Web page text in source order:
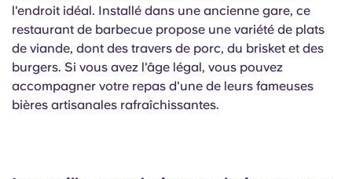
l'endroit idéal. Installé dans une ancienne gare, ce
restaurant de barbecue propose une variété de plats
de viande, dont des travers de porc, du brisket et des
burgers. Si vous avez l'âge légal, vous pouvez
accompagner votre repas d'une de leurs fameuses
bières artisanales rafraîchissantes.